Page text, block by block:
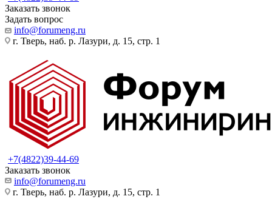
Заказать звонок
Задать вопрос
info@forumeng.ru
г. Тверь, наб. р. Лазури, д. 15, стр. 1
+7(4822)39-44-69
Заказать звонок
info@forumeng.ru
г. Тверь, наб. р. Лазури, д. 15, стр. 1